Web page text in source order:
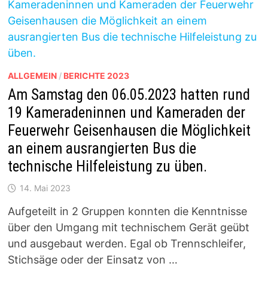
ALLGEMEIN/ BERICHTE 2023
Am Samstag den 06.05.2023 hatten rund
19 Kameradeninnen und Kameraden der
Feuerwehr Geisenhausen die Möglichkeit
an einem ausrangierten Bus die
technische Hilfeleistung zu üben.
14. Mai 2023
Aufgeteilt in 2 Gruppen konnten die Kenntnisse
über den Umgang mit technischem Gerät geübt
und ausgebaut werden. Egal ob Trennschleifer,
Stichsäge oder der Einsatz von …